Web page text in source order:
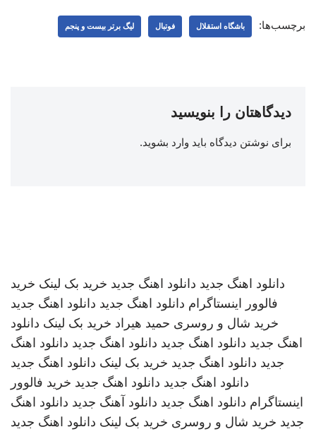
برچسب‌ها: باشگاه استقلال فوتبال لیگ برتر بیست و پنجم
دیدگاهتان را بنویسید
برای نوشتن دیدگاه باید وارد بشوید.
دانلود اهنگ جدید دانلود اهنگ جدید خرید بک لینک خرید
فالوور اینستاگرام دانلود اهنگ جدید دانلود اهنگ جدید
خرید شال و روسری حمید هیراد خرید بک لینک دانلود
اهنگ جدید دانلود اهنگ جدید دانلود اهنگ جدید دانلود اهنگ
جدید دانلود اهنگ جدید خرید بک لینک دانلود اهنگ جدید
دانلود اهنگ جدید دانلود اهنگ جدید خرید فالوور
اینستاگرام دانلود اهنگ جدید دانلود آهنگ جدید دانلود اهنگ
جدید خرید شال و روسری خرید بک لینک دانلود اهنگ جدید